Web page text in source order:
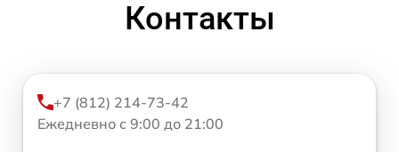
Контакты
+7 (812) 214-73-42
Ежедневно с 9:00 до 21:00